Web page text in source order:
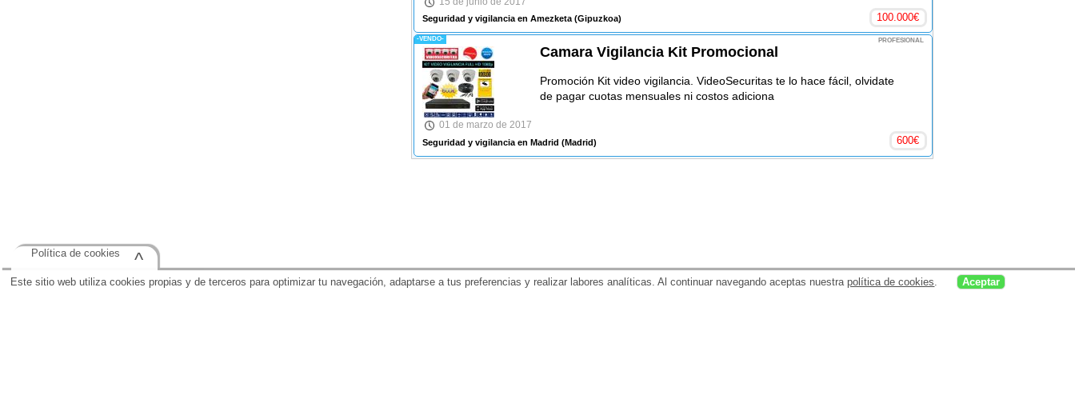
Seguridad y vigilancia en Amezketa(Gipuzkoa) 100.000€
-VENDO- PROFESIONAL
Camara Vigilancia Kit Promocional
Promoción Kit video vigilancia. VideoSecuritas te lo hace fácil, olvidate
de pagar cuotas mensuales ni costos adiciona
01 de marzo de 2017
Seguridad y vigilancia en Madrid (Madrid) 600€
Este sitio web utiliza cookies propias y de terceros para optimizar tu navegación, adaptarse a tus preferencias y realizar labores analíticas. Al continuar navegando aceptas nuestrapolítica de cookies Aceptar
Política de cookies ^